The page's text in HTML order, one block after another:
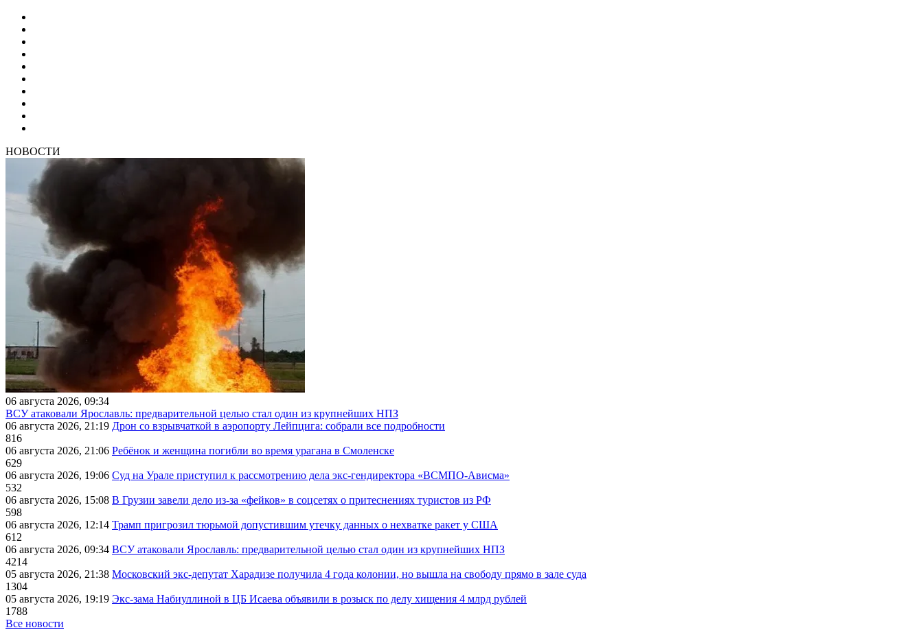
НОВОСТИ
06 августа 2026, 09:34
ВСУ атаковали Ярославль: предварительной целью стал один из крупнейших НПЗ
06 августа 2026, 21:19 Дрон со взрывчаткой в аэропорту Лейпцига: собрали все подробности
816
06 августа 2026, 21:06 Ребёнок и женщина погибли во время урагана в Смоленске
629
06 августа 2026, 19:06 Суд на Урале приступил к рассмотрению дела экс-гендиректора «ВСМПО-Ависма»
532
06 августа 2026, 15:08 В Грузии завели дело из-за «фейков» в соцсетях о притеснениях туристов из РФ
598
06 августа 2026, 12:14 Трамп пригрозил тюрьмой допустившим утечку данных о нехватке ракет у США
612
06 августа 2026, 09:34 ВСУ атаковали Ярославль: предварительной целью стал один из крупнейших НПЗ
4214
05 августа 2026, 21:38 Московский экс-депутат Харадизе получила 4 года колонии, но вышла на свободу прямо в зале суда
1304
05 августа 2026, 19:19 Экс-зама Набиуллиной в ЦБ Исаева объявили в розыск по делу хищения 4 млрд рублей
1788
Все новости